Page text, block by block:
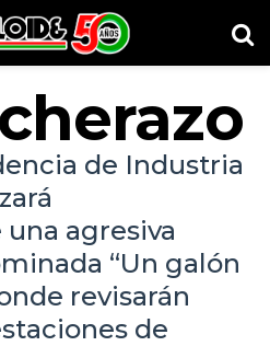
de Industria
agresiva
“Un galón
revisarán
de